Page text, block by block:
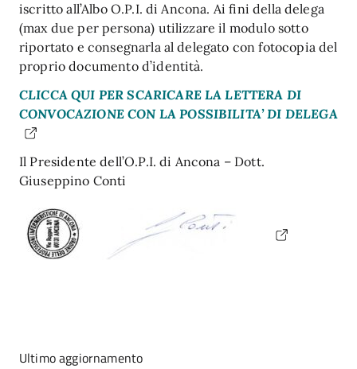
iscritto all’Albo O.P.I. di Ancona. Ai fini della delega
(max due per persona) utilizzare il modulo sotto
riportato e consegnarla al delegato con fotocopia del
proprio documento d’identità.
CLICCA QUI PER SCARICARE LA LETTERA DI
CONVOCAZIONE CON LA POSSIBILITA’ DI DELEGA
Il Presidente dell’O.P.I. di Ancona – Dott.
Giuseppino Conti
Ultimo aggiornamento